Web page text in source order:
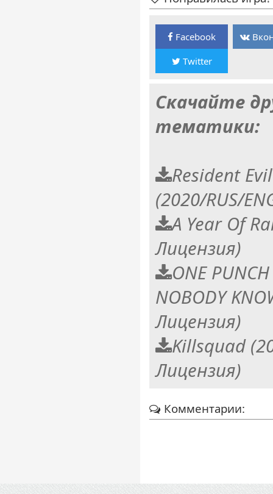
Facebook
Twitter
Скачайте
тематики:
Resident
(2020/RUS/
A Year Of
Лицензия)
ONE
NOBODY
Лицензия)
Killsquad
Лицензия)
Комментарии: